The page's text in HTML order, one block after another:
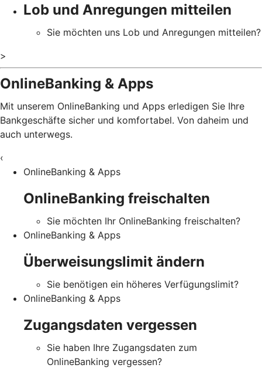
Lob und Anregungen mitteilen
Sie möchten uns Lob und Anregungen mitteilen?
>
OnlineBanking & Apps
Mit unserem OnlineBanking und Apps erledigen Sie Ihre
Bankgeschäfte sicher und komfortabel. Von daheim und
auch unterwegs.
‹
OnlineBanking & Apps
OnlineBanking freischalten
Sie möchten Ihr OnlineBanking freischalten?
OnlineBanking & Apps
Überweisungslimit ändern
Sie benötigen ein höheres Verfügungslimit?
OnlineBanking & Apps
Zugangsdaten vergessen
Sie haben Ihre Zugangsdaten zum
OnlineBanking vergessen?